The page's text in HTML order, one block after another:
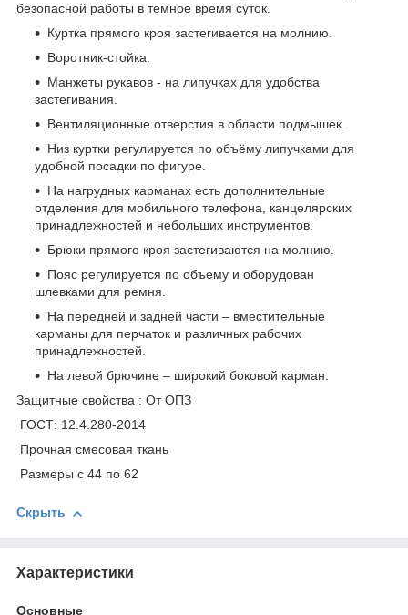
безопасной работы в темное время суток.
Куртка прямого кроя застегивается на молнию.
Воротник-стойка.
Манжеты рукавов - на липучках для удобства
застегивания.
Вентиляционные отверстия в области подмышек.
Низ куртки регулируется по объёму липучками для
удобной посадки по фигуре.
На нагрудных карманах есть дополнительные
отделения для мобильного телефона, канцелярских
принадлежностей и небольших инструментов.
Брюки прямого кроя застегиваются на молнию.
Пояс регулируется по объему и оборудован
шлевками для ремня.
На передней и задней части – вместительные
карманы для перчаток и различных рабочих
принадлежностей.
На левой брючине – широкий боковой карман.
Защитные свойства : От ОПЗ
ГОСТ: 12.4.280-2014
Прочная смесовая ткань
Размеры с 44 по 62
Скрыть
Характеристики
Основные